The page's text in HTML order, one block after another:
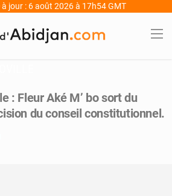
à jour : 6 août 2026 à 17h54 GMT
: Fleur Aké M’ bo sort du
du conseil constitutionnel.